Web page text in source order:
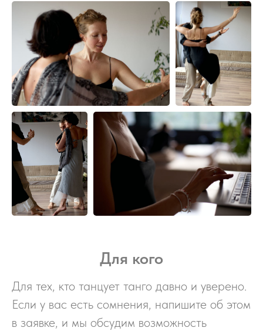
Для кого
Для тех, кто танцует танго давно и уверено.
Если у вас есть сомнения, напишите об этом
в заявке, и мы обсудим возможность